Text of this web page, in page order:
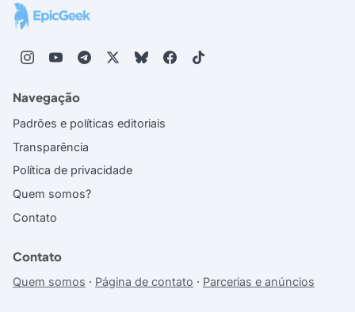
Navegação
Padrões e políticas editoriais
Transparência
Política de privacidade
Quem somos?
Contato
Contato
Quem somos · Página de contato · Parcerias e anúncios